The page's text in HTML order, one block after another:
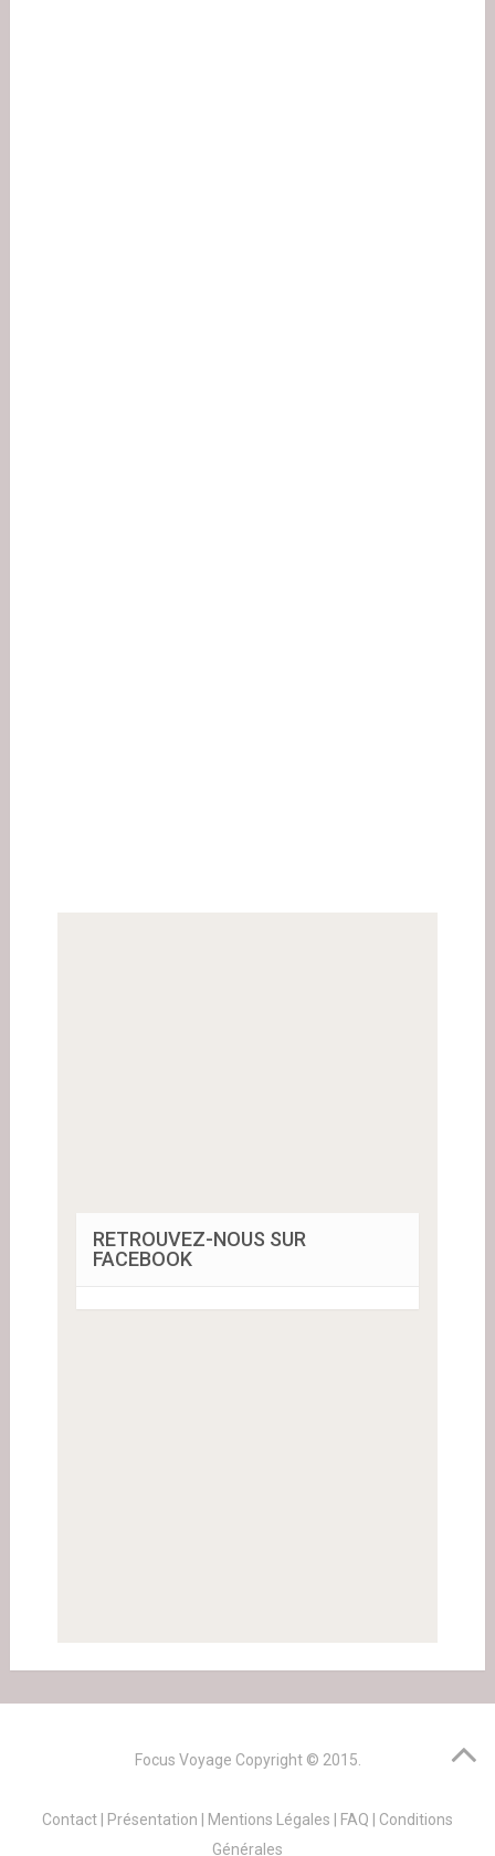
RETROUVEZ-NOUS SUR
FACEBOOK
Focus Voyage Copyright © 2015.
Contact Présentation Mentions Légales FAQ
Conditions
Générales